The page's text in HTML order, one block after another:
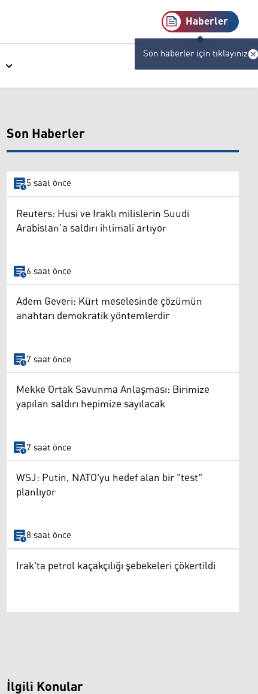
Haberler
Son haberler için tıklayınız
Son Haberler
5 saat önce
Reuters: Husi ve Iraklı milislerin Suudi
Arabistan’a saldırı ihtimali artıyor
6 saat önce
Adem Geveri: Kürt meselesinde çözümün
anahtarı demokratik yöntemlerdir
7 saat önce
Mekke Ortak Savunma Anlaşması: Birimize
yapılan saldırı hepimize sayılacak
7 saat önce
WSJ: Putin, NATO'yu hedef alan bir "test"
planlıyor
8 saat önce
Irak'ta petrol kaçakçılığı şebekeleri çökertildi
İlgili Konular